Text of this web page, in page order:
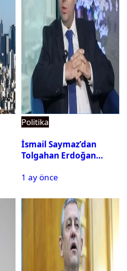
Politika
İsmail Saymaz’dan
Tolgahan Erdoğan
bilgisini sızdırıp para
1 ay önce